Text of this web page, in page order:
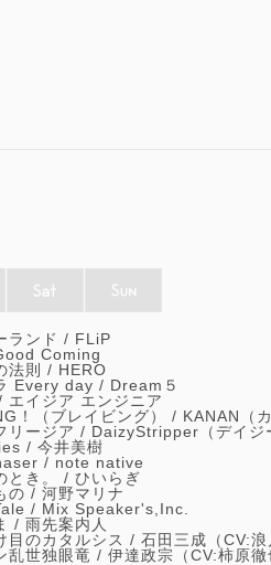
ランド / FLiP
Coming
法則 / HERO
Every day / Dream５
エイジア エンジニア
！（ブレイビング） / KANAN（
リージア / DaizyStripper（デイジ
/ 今井美樹
/ note native
とき。 / ひいらぎ
の / 河野マリナ
/ Mix Speaker's,Inc.
/ 雨先案内人
目のカタルシス / 石田三成（CV:浪
乱世独眼竜 / 伊達政宗（CV:柿原徹